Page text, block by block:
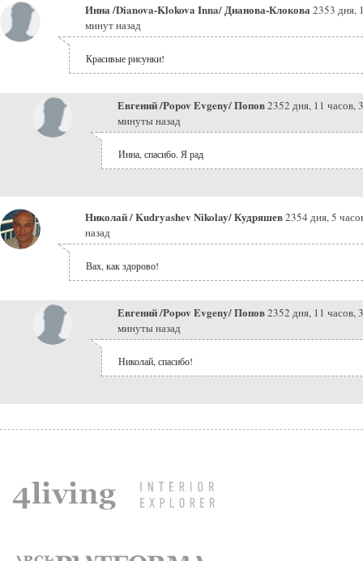
Инна /Dianova-Klokova Inna/ Дианова-Клокова2353 дня,
минут назад
Красивые рисунки!
Евгений /Popov Evgeny/ Попов2352 дня, 11 часов,
минуты назад
Инна, спасибо. Я рад
Николай / Kudryashev Nikolay/ Кудряшев2354 дня, 5
назад
Вах, как здорово!
Евгений /Popov Evgeny/ Попов2352 дня, 11 часов,
минуты назад
Николай, спасибо!